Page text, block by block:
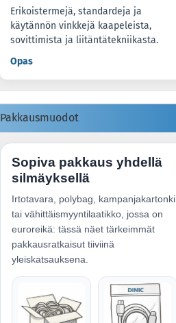
Erikoistermejä, standardeja ja
käytännön vinkkejä kaapeleista,
sovittimista ja liitäntätekniikasta.
Opas
Pakkausmuodot
Sopiva pakkaus yhdellä
silmäyksellä
Irtotavara, polybag, kampanjakartonki
tai vähittäismyyntilaatikko, jossa on
euroreikä: tässä näet tärkeimmät
pakkausratkaisut tiiviinä
yleiskatsauksena.